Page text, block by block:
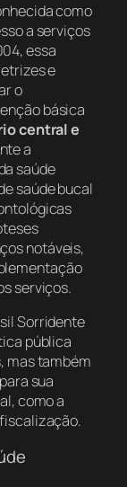
como
a serviços
essa
e
o
básica
central e
a
saúde
saúde bucal
notáveis,
serviços.
Sorridente
pública
mas também
sua
como a